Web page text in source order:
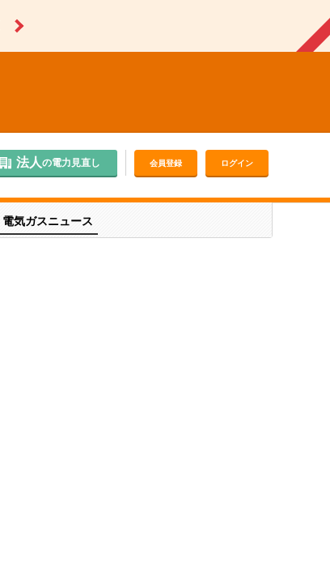
法人の電力見直し 会員登録 ログイン
電気ガスニュース